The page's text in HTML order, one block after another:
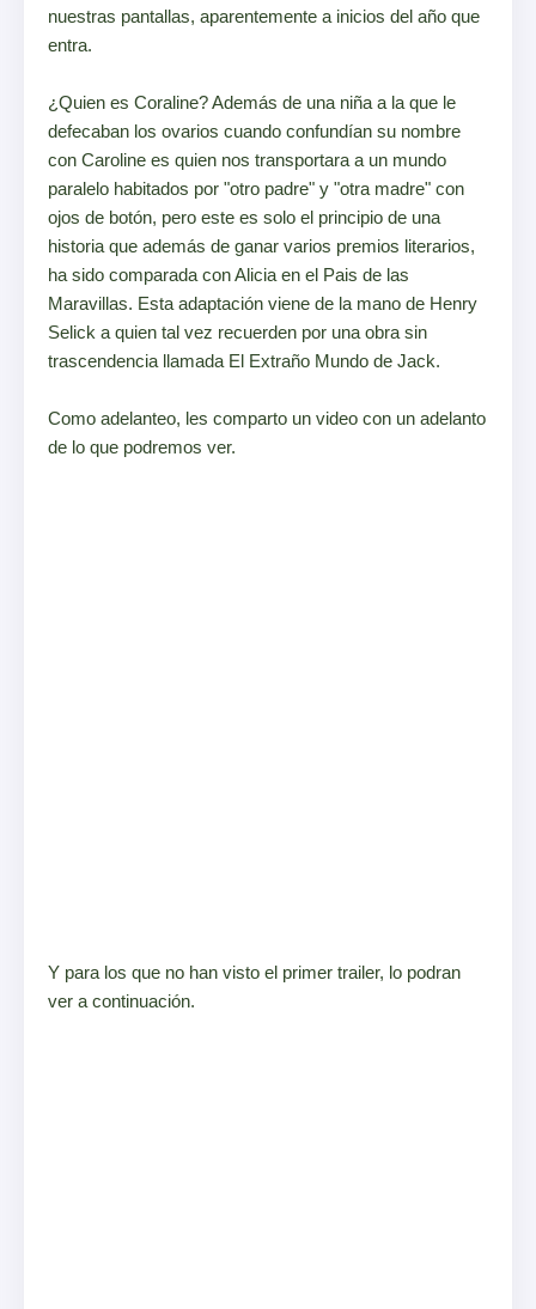
nuestras pantallas, aparentemente a inicios del año que
entra.
¿Quien es Coraline? Además de una niña a la que le
defecaban los ovarios cuando confundían su nombre
con Caroline es quien nos transportara a un mundo
paralelo habitados por "otro padre" y "otra madre" con
ojos de botón, pero este es solo el principio de una
historia que además de ganar varios premios literarios,
ha sido comparada con Alicia en el Pais de las
Maravillas. Esta adaptación viene de la mano de Henry
Selick a quien tal vez recuerden por una obra sin
trascendencia llamada El Extraño Mundo de Jack.
Como adelanteo, les comparto un video con un adelanto
de lo que podremos ver.
Y para los que no han visto el primer trailer, lo podran
ver a continuación.